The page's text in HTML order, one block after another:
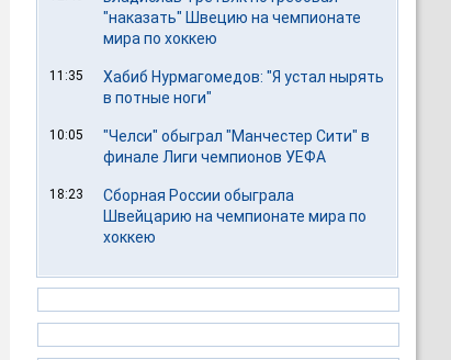
"наказать" Швецию на чемпионате
мира по хоккею
11:35
Хабиб Нурмагомедов: "Я устал нырять
в потные ноги"
10:05
"Челси" обыграл "Манчестер Сити" в
финале Лиги чемпионов УЕФА
18:23
Сборная России обыграла
Швейцарию на чемпионате мира по
хоккею